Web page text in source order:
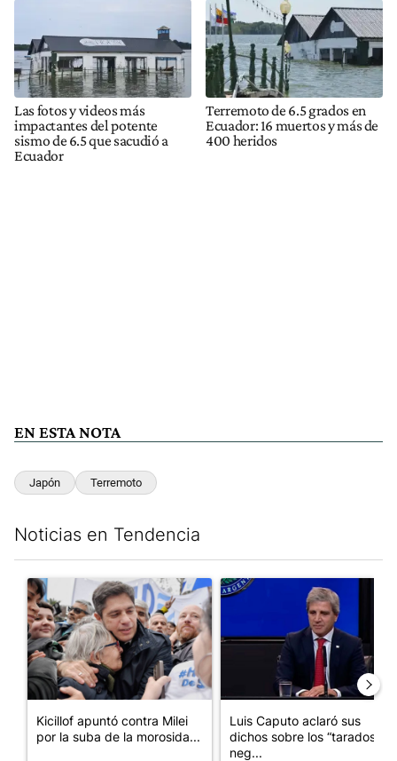
Las fotos y videos más
impactantes del potente
sismo de 6.5 que sacudió a
Ecuador
Terremoto de 6.5 grados en
Ecuador: 16 muertos y más de
400 heridos
EN ESTA NOTA
Japón Terremoto
Noticias en Tendencia
Un artículo de tendencia con el título "Kicillof apuntó contra
Kicillof apuntó contra Milei
por la suba de la morosida...
Un artículo de tendencia con
Luis Caputo aclaró sus
dichos sobre los “tarados” y
neg...